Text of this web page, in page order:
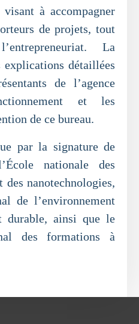
à accompagner
de projets, tout
La
explications détaillées
de l’agence
et les
de ce bureau.
par la signature de
nationale des
des nanotechnologies,
de l’environnement
durable, ainsi que le
des formations à